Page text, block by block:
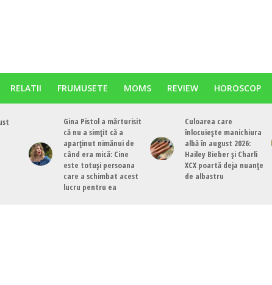
RELATII FRUMUSETE MOMS REVIEW HOROSCOP
Gina Pistol a mărturisit
că nu a simțit că a
aparținut nimănui de
când era mică: Cine
este totuși persoana
care a schimbat acest
lucru pentru ea
Culoarea care
înlocuiește manichiura
albă în august 2026:
Hailey Bieber și Charli
XCX poartă deja nuanțe
de albastru